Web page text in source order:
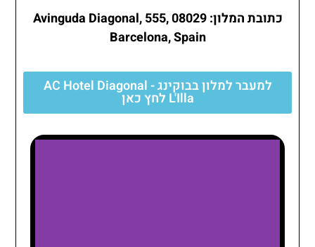
כתובת המלון: Avinguda Diagonal, 555, 08029
Barcelona, Spain
למעבר למלון בבוקינג - AC Hotel Diagonal
L'Illa לחץ כאן